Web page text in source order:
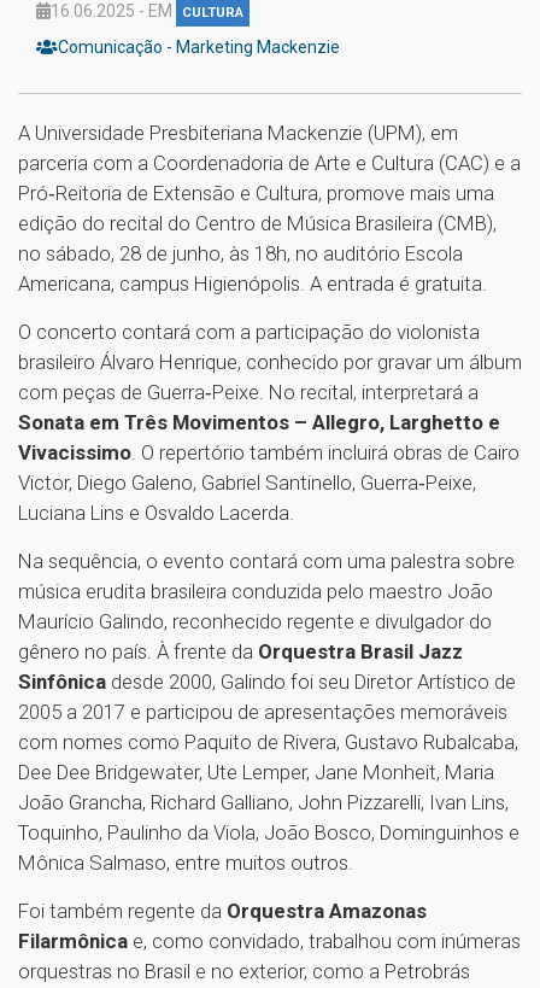
16.06.2025 - EM CULTURA
Comunicação - Marketing Mackenzie
A Universidade Presbiteriana Mackenzie (UPM), em
parceria com a Coordenadoria de Arte e Cultura (CAC) e a
Pró‑Reitoria de Extensão e Cultura, promove mais uma
edição do recital do Centro de Música Brasileira (CMB),
no sábado, 28 de junho, às 18h, no auditório Escola
Americana, campus Higienópolis. A entrada é gratuita.
O concerto contará com a participação do violonista
brasileiro Álvaro Henrique, conhecido por gravar um álbum
com peças de Guerra‑Peixe. No recital, interpretará a
Sonata em Três Movimentos – Allegro, Larghetto e
Vivacissimo. O repertório também incluirá obras de Cairo
Victor, Diego Galeno, Gabriel Santinello, Guerra‑Peixe,
Luciana Lins e Osvaldo Lacerda.
Na sequência, o evento contará com uma palestra sobre
música erudita brasileira conduzida pelo maestro João
Maurício Galindo, reconhecido regente e divulgador do
gênero no país. À frente da Orquestra Brasil Jazz
Sinfônica desde 2000, Galindo foi seu Diretor Artístico de
2005 a 2017 e participou de apresentações memoráveis
com nomes como Paquito de Rivera, Gustavo Rubalcaba,
Dee Dee Bridgewater, Ute Lemper, Jane Monheit, Maria
João Grancha, Richard Galliano, John Pizzarelli, Ivan Lins,
Toquinho, Paulinho da Viola, João Bosco, Dominguinhos e
Mônica Salmaso, entre muitos outros.
Foi também regente da Orquestra Amazonas
Filarmônica e, como convidado, trabalhou com inúmeras
orquestras no Brasil e no exterior, como a Petrobrás